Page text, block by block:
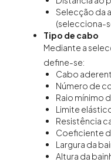
Selecção da
(selecciona-
Tipo de cabo
Mediante a
define-se:
Cabo
Número de
Raio mínimo
Limite
Resistência
Coeficiente
Largura da
Altura da